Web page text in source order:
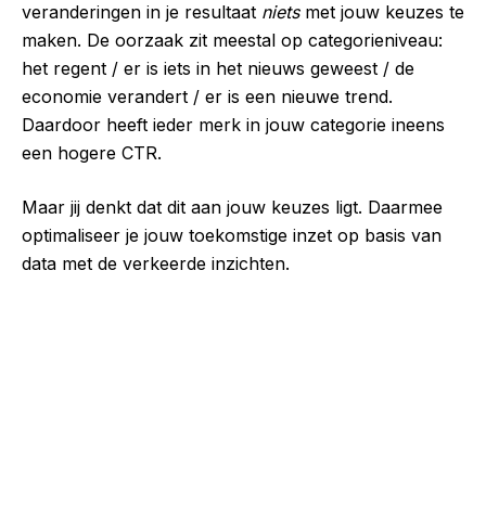
veranderingen in je resultaat nietsmet jouw keuzes te
maken. De oorzaak zit meestal op categorieniveau:
het regent / er is iets in het nieuws geweest / de
economie verandert / er is een nieuwe trend.
Daardoor heeft ieder merk in jouw categorie ineens
een hogere CTR.
Maar jij denkt dat dit aan jouw keuzes ligt. Daarmee
optimaliseer je jouw toekomstige inzet op basis van
data met de verkeerde inzichten.